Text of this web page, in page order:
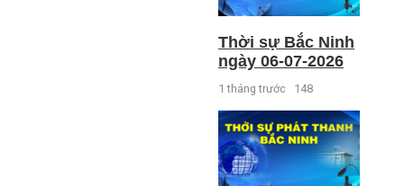
Thời sự Bắc Ninh
ngày 06-07-2026
1 tháng trước 148